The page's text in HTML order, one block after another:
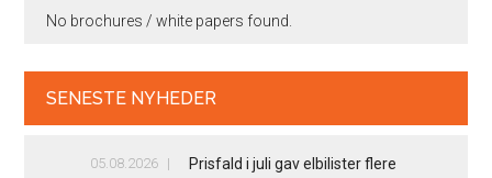
No brochures / white papers found.
SENESTE NYHEDER
05.08.2026
Prisfald i juli gav elbilister flere